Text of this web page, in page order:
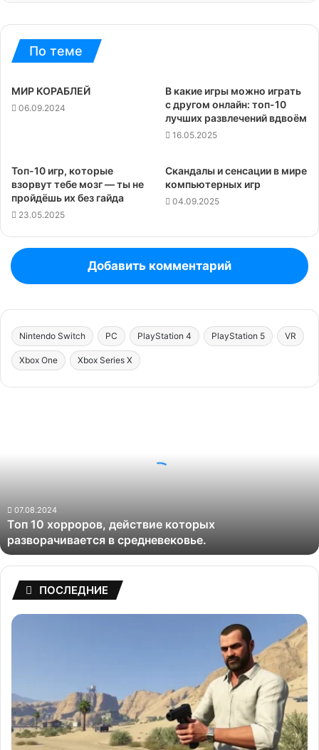
По теме
МИР КОРАБЛЕЙ
06.09.2024
В какие игры можно играть
с другом онлайн: топ-10
лучших развлечений вдвоём
16.05.2025
Топ-10 игр, которые
взорвут тебе мозг — ты не
пройдёшь их без гайда
23.05.2025
Скандалы и сенсации в мире
компьютерных игр
04.09.2025
Добавить комментарий
Nintendo Switch PC PlayStation 4 PlayStation 5 VR
Xbox One Xbox Series X
средневековье.
07.08.2024
Топ 10 хорроров, действие которых
разворачивается в средневековье.
ПОСЛЕДНИЕ